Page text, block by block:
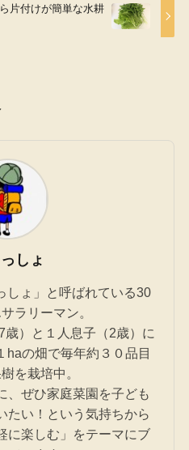
片付けが簡単な水耕
しょ
しょ」と呼ばれている30
ラリーマン。
歳）と１人息子（2歳）に
haの畑で毎年約３０品目
を栽培中。
、ぜひ家庭菜園を子ども
たい！という気持ちから
に楽しむ」をテーマにブ